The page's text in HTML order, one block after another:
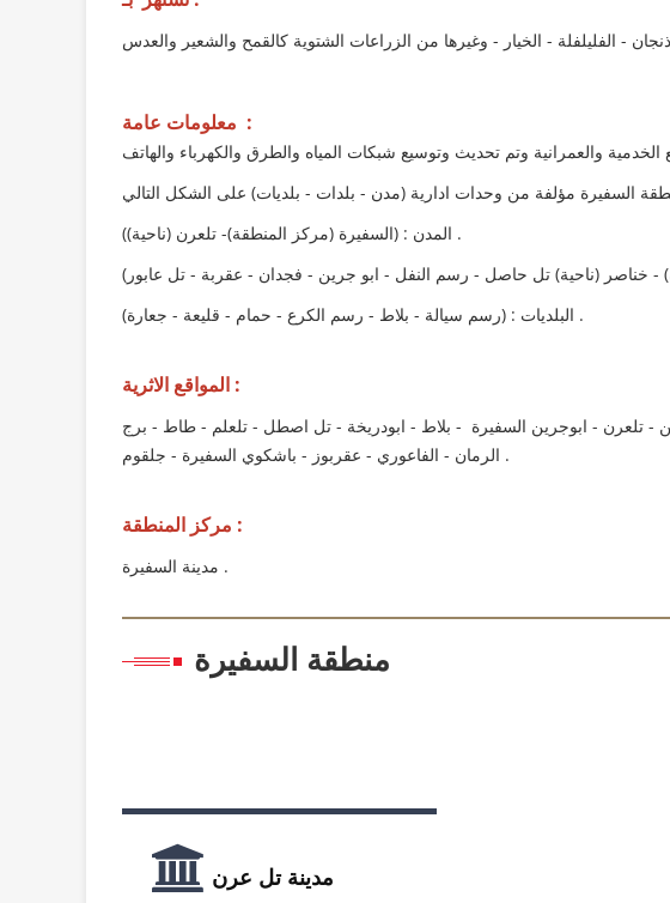
معلومات عامة :
المدن : (السفيرة (مركز المنطقة)- تلعرن (ناحية)) .
البلديات : (رسم سيالة - بلاط - رسم الكرع - حمام - قليعة - جعارة) .
المواقع الاثرية :
- تلعرن - ابوجرين السفيرة - بلاط - ابودريخة - تل اصطل - تلعلم - طاط - برج
الرمان - الفاعوري - عقربوز - باشكوي السفيرة - جلقوم .
مركز المنطقة :
مدينة السفيرة .
منطقة السفيرة
مدينة تل عرن